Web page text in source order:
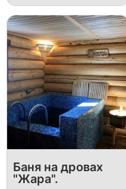
Баня на дровах
"Жара".